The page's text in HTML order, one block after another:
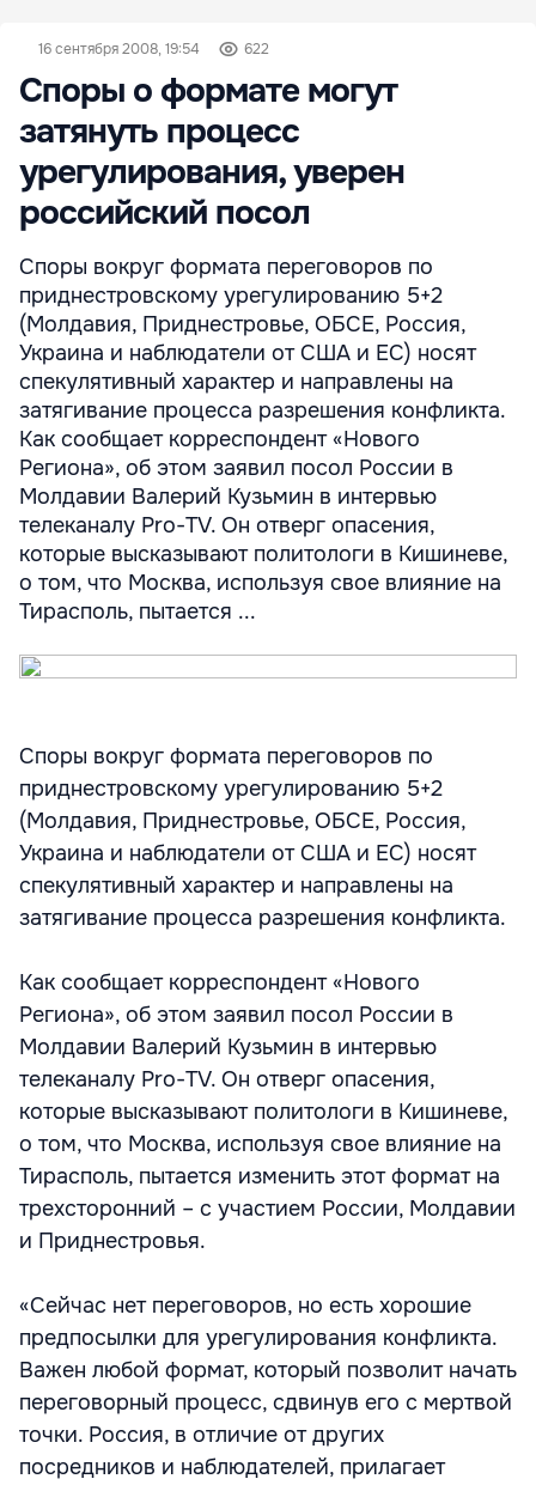
16 сентября 2008, 19:54 622
Споры о формате могут
затянуть процесс
урегулирования, уверен
российский посол
Споры вокруг формата переговоров по
приднестровскому урегулированию 5+2
(Молдавия, Приднестровье, ОБСЕ, Россия,
Украина и наблюдатели от США и ЕС) носят
спекулятивный характер и направлены на
затягивание процесса разрешения конфликта.
Как сообщает корреспондент «Нового
Региона», об этом заявил посол России в
Молдавии Валерий Кузьмин в интервью
телеканалу Pro-TV. Он отверг опасения,
которые высказывают политологи в Кишиневе,
о том, что Москва, используя свое влияние на
Тирасполь, пытается ...
Споры вокруг формата переговоров по
приднестровскому урегулированию 5+2
(Молдавия, Приднестровье, ОБСЕ, Россия,
Украина и наблюдатели от США и ЕС) носят
спекулятивный характер и направлены на
затягивание процесса разрешения конфликта.
Как сообщает корреспондент «Нового
Региона», об этом заявил посол России в
Молдавии Валерий Кузьмин в интервью
телеканалу Pro-TV. Он отверг опасения,
которые высказывают политологи в Кишиневе,
о том, что Москва, используя свое влияние на
Тирасполь, пытается изменить этот формат на
трехсторонний – с участием России, Молдавии
и Приднестровья.
«Сейчас нет переговоров, но есть хорошие
предпосылки для урегулирования конфликта.
Важен любой формат, который позволит начать
переговорный процесс, сдвинув его с мертвой
точки. Россия, в отличие от других
посредников и наблюдателей, прилагает